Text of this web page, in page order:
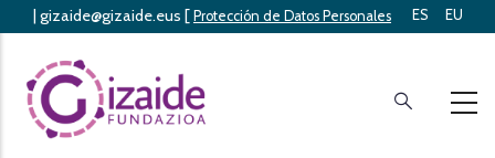
main
content
EU
ES
| gizaide@gizaide.eus [ Protección de Datos Personales